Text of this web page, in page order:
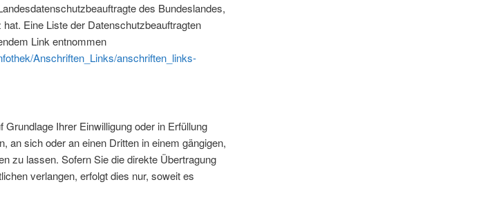
des Bundeslandes,
Eine Liste der Datenschutzbeauftragten
Link entnommen
Anschriften_Links/anschriften_links-
Ihrer Einwilligung oder in Erfüllung
an sich oder an einen Dritten in einem gängigen,
zu lassen. Sofern Sie die direkte Übertragung
verlangen, erfolgt dies nur, soweit es